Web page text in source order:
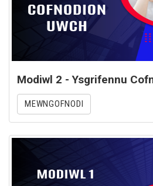
Modiwl 2 - Ysgrifennu
MEWNGOFNODI